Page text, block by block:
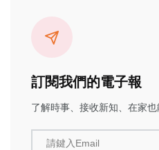
訂閱我們的電子報
了解時事、接收新知、在家也
請鍵入Email